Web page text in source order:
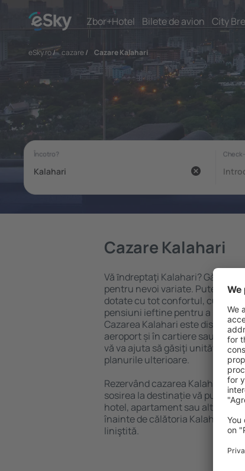
Zbor+Hotel Bilete de avion City
eSky.ro/ cazare/ Cazare Kalahari
Cazare Kalahari
Vă ȋndreptaţi Kalahari? Găsiți
pentru nevoi variate. Puteți
dotate cu tot confortul, cu
pensiuni ieftine pentru a sta
Cazarea Kalahari este
aeroport și în cartiere sau
vă va ajuta să găsiţi unităţi de
planurile ulterioare.
Rezervând cazarea Kalahari
sosirea la destinație vă puteţi
hotel, apartament sau altă
înainte de călătoria Kalahari și
liniştită.